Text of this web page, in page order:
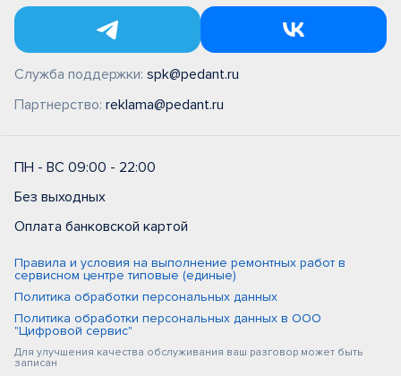
Служба поддержки: spk@pedant.ru
Партнерство: reklama@pedant.ru
ПН - ВС 09:00 - 22:00
Без выходных
Оплата банковской картой
Правила и условия на выполнение ремонтных работ в
сервисном центре типовые (единые)
Политика обработки персональных данных
Политика обработки персональных данных в ООО
"Цифровой сервис"
Для улучшения качества обслуживания ваш разговор может быть
записан